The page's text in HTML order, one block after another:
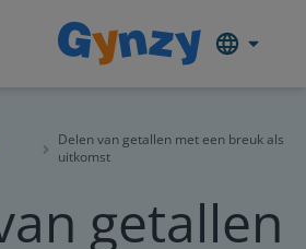
Delen van getallen met een breuk als
uitkomst
getallen